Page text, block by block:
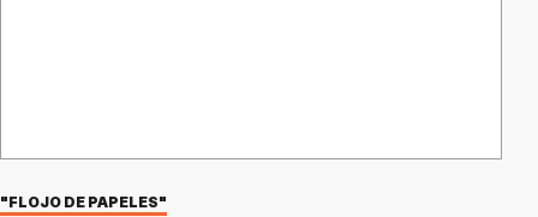
"FLOJO DE PAPELES"